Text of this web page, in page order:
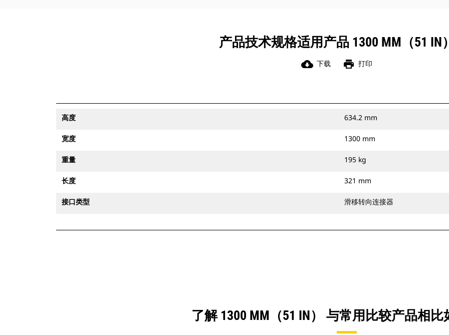
产品技术规格适用产品 1300 MM（51 IN
cloud_download 下载 print 打印
高度 634.2 mm
宽度 1300 mm
重量 195 kg
长度 321 mm
接口类型 滑移转向连接器
了解 1300 MM（51 IN） 与常用比较产品相比